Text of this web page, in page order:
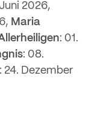
2026,
Maria
: 01.
: 08.
: 24. Dezember